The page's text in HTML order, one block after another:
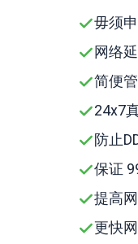
毋须
网络
简便
24x7
防止
保证
提高
更快